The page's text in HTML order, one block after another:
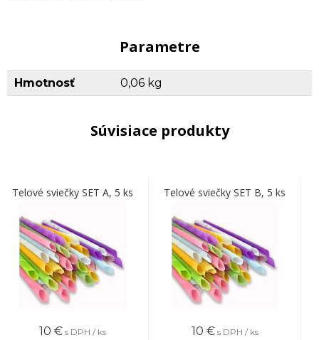
Parametre
Hmotnosť 0,06 kg
Súvisiace produkty
Telové sviečky SET A, 5 ks
10 € s DPH / ks
Telové sviečky SET B, 5 ks
10 € s DPH / ks